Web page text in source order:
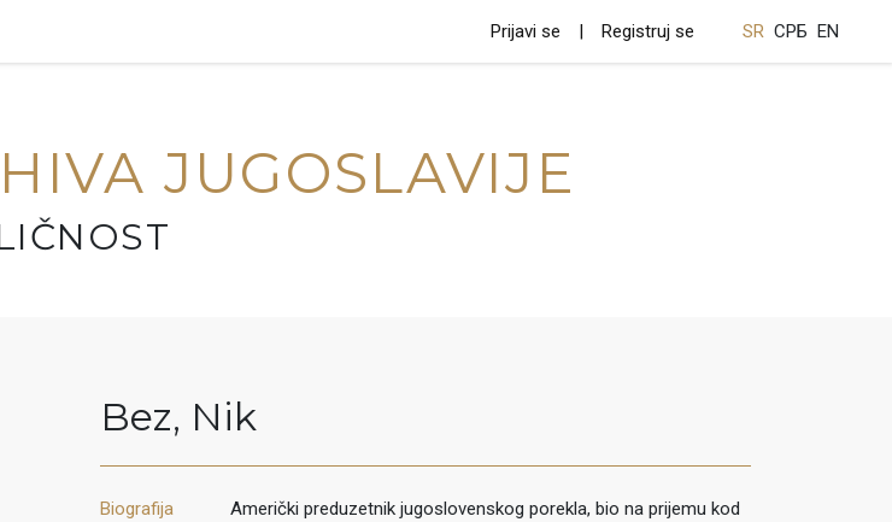
Prijavi se Registruj se SR СРБ EN
JUGOSLAVIJE
Bez, Nik
Biografija
Američki preduzetnik jugoslovenskog porekla, bio na prijemu kod